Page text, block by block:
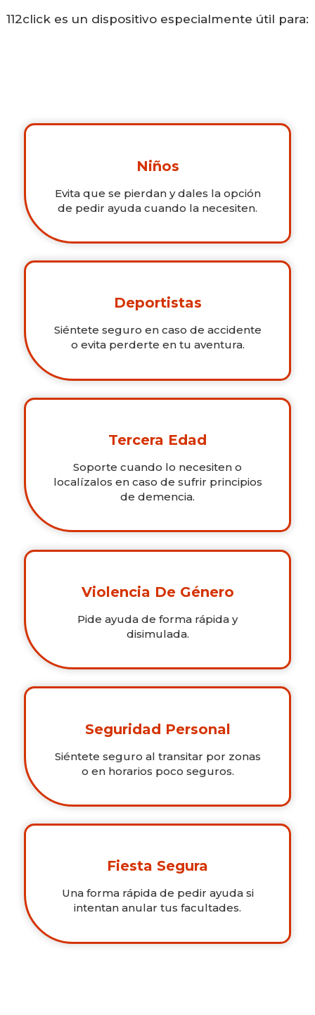
112click es un dispositivo especialmente útil para:
Niños
Evita que se pierdan y dales la opción
de pedir ayuda cuando la necesiten.
Deportistas
Siéntete seguro en caso de accidente
o evita perderte en tu aventura.
Tercera Edad
Soporte cuando lo necesiten o
localízalos en caso de sufrir principios
de demencia.
Violencia De Género
Pide ayuda de forma rápida y
disimulada.
Seguridad Personal
Siéntete seguro al transitar por zonas
o en horarios poco seguros.
Fiesta Segura
Una forma rápida de pedir ayuda si
intentan anular tus facultades.